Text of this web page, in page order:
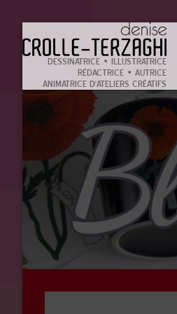
DESSINATRICE • ILLUSTRATRICE
RÉDACTRICE • AUTRICE
ANIMATRICE D'ATELIERS CRÉATIFS